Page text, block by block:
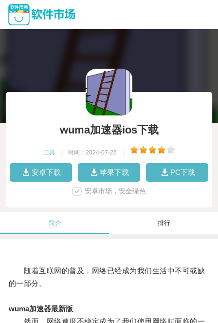
wuma加速器ios下载
工具 时间：2024-07-26
安卓下载 苹果下载 PC下载
安卓市场，安全绿色
简介 排行
随着互联网的普及，网络已经成为我们生活中不可或缺
的一部分。
wuma加速器最新版